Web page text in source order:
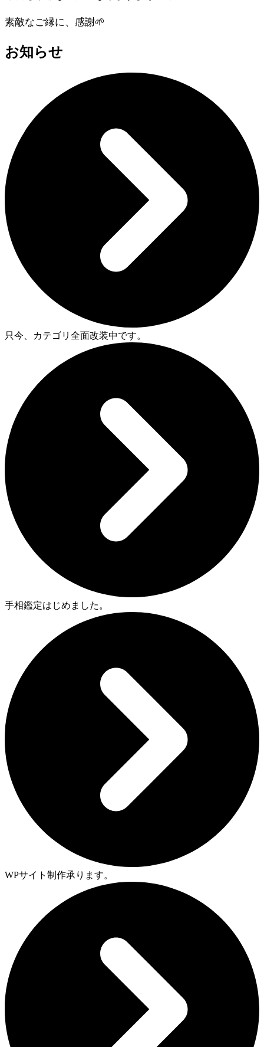
素敵なご縁に、感謝🌱
お知らせ
只今、カテゴリ全面改装中です。
手相鑑定はじめました。
WPサイト制作承ります。